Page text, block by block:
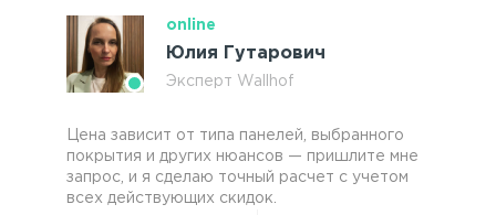
online
Юлия Гутарович
Эксперт Wallhof
Цена зависит от типа панелей, выбранного
покрытия и других нюансов — пришлите мне
запрос, и я сделаю точный расчет с учетом
всех действующих скидок.